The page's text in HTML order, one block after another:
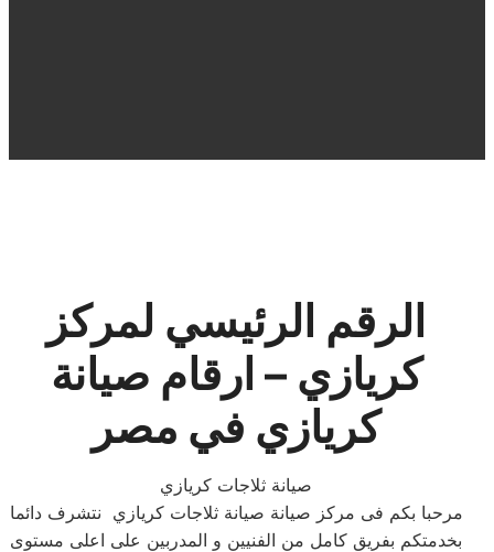
الرقم الرئيسي لمركز
كريازي – ارقام صيانة
كريازي في مصر
صيانة ثلاجات كريازي
مرحبا بكم فى مركز صيانة صيانة ثلاجات كريازي نتشرف دائما
بخدمتكم بفريق كامل من الفنيين و المدربين على اعلى مستوى